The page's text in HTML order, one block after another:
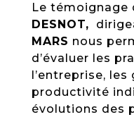
Le témoignage
DESNOT,
MARS nous
d’évaluer les
l’entreprise, les
productivité
évolutions des